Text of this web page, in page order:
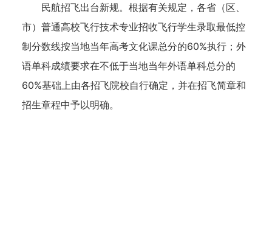
民航招飞出台新规。根据有关规定，各省（区、
市）普通高校飞行技术专业招收飞行学生录取最低控
制分数线按当地当年高考文化课总分的60%执行；外
语单科成绩要求在不低于当地当年外语单科总分的
60%基础上由各招飞院校自行确定，并在招飞简章和
招生章程中予以明确。